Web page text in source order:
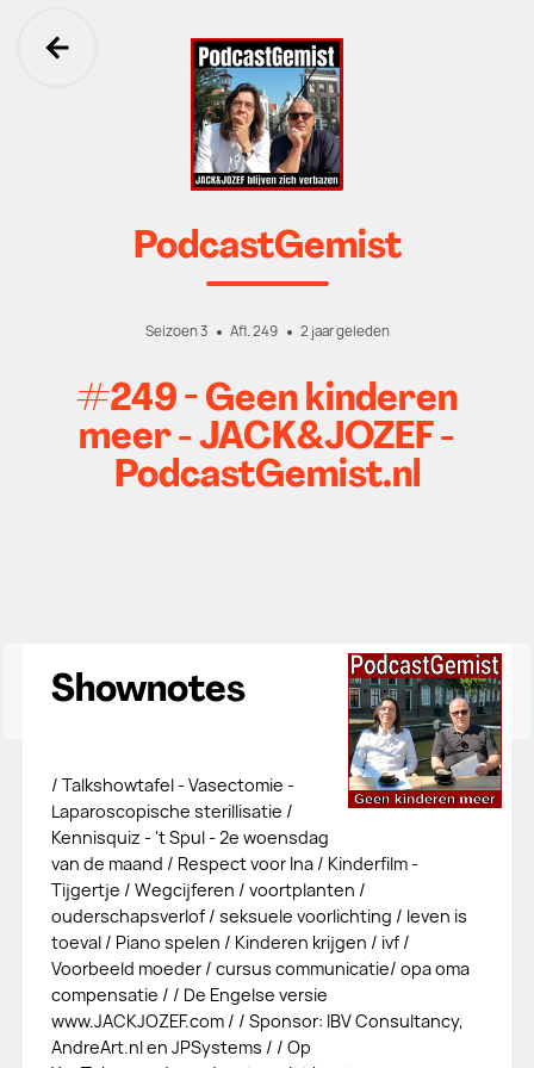
Ga terug
PodcastGemist
Seizoen 3 Afl. 249 2 jaar geleden
#249 - Geen kinderen
meer - JACK&JOZEF -
PodcastGemist.nl
Shownotes
/ Talkshowtafel - Vasectomie -
Laparoscopische sterillisatie /
Kennisquiz - 't Spul - 2e woensdag
van de maand / Respect voor Ina / Kinderfilm -
Tijgertje / Wegcijferen / voortplanten /
ouderschapsverlof / seksuele voorlichting / leven is
toeval / Piano spelen / Kinderen krijgen / ivf /
Voorbeeld moeder / cursus communicatie/ opa oma
compensatie / / De Engelse versie
www.JACKJOZEF.com / / Sponsor: IBV Consultancy,
AndreArt.nl en JPSystems / / Op